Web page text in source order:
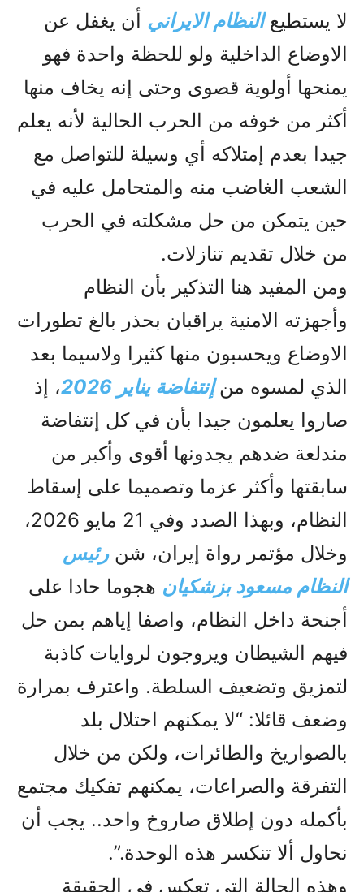
لا يستطيعالنظام الايراني أن يغفل عن
الاوضاع الداخلية ولو للحظة واحدة فهو
يمنحها أولوية قصوى وحتى إنه يخاف منها
أکثر من خوفه من الحرب الحالية لأنه يعلم
جيدا بعدم إمتلاکه أي وسيلة للتواصل مع
الشعب الغاضب منه والمتحامل عليه في
حين يتمکن من حل مشکلته في الحرب
من خلال تقديم تنازلات.
ومن المفيد هنا التذکير بأن النظام
وأجهزته الامنية يراقبان بحذر بالغ تطورات
الاوضاع ويحسبون منها کثيرا ولاسيما بعد
الذي لمسوه منإنتفاضة يناير 2026
، إذ
صاروا يعلمون جيدا بأن في کل إنتفاضة
مندلعة ضدهم يجدونها أقوى وأکبر من
سابقتها وأکثر عزما وتصميما على إسقاط
النظام، وبهذا الصدد وفي 21 مايو 2026،
وخلال مؤتمر رواة إيران، شنرئيس
النظام مسعود بزشکيان هجوما حادا على
أجنحة داخل النظام، واصفا إياهم بمن حل
فيهم الشيطان ويروجون لروايات كاذبة
لتمزيق وتضعيف السلطة. واعترف بمرارة
وضعف قائلا: “لا يمكنهم احتلال بلد
بالصواريخ والطائرات، ولكن من خلال
التفرقة والصراعات، يمكنهم تفكيك مجتمع
بأكمله دون إطلاق صاروخ واحد.. يجب أن
نحاول ألا تنكسر هذه الوحدة.”.
وهذه الحالة التي تعکس في الحقيقة